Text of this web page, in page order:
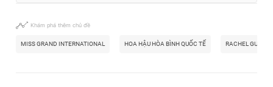
Khám phá thêm chủ đề
MISS GRAND INTERNATIONAL HOA HẬU HÒA BÌNH QUỐC TẾ RACHEL GUPTA